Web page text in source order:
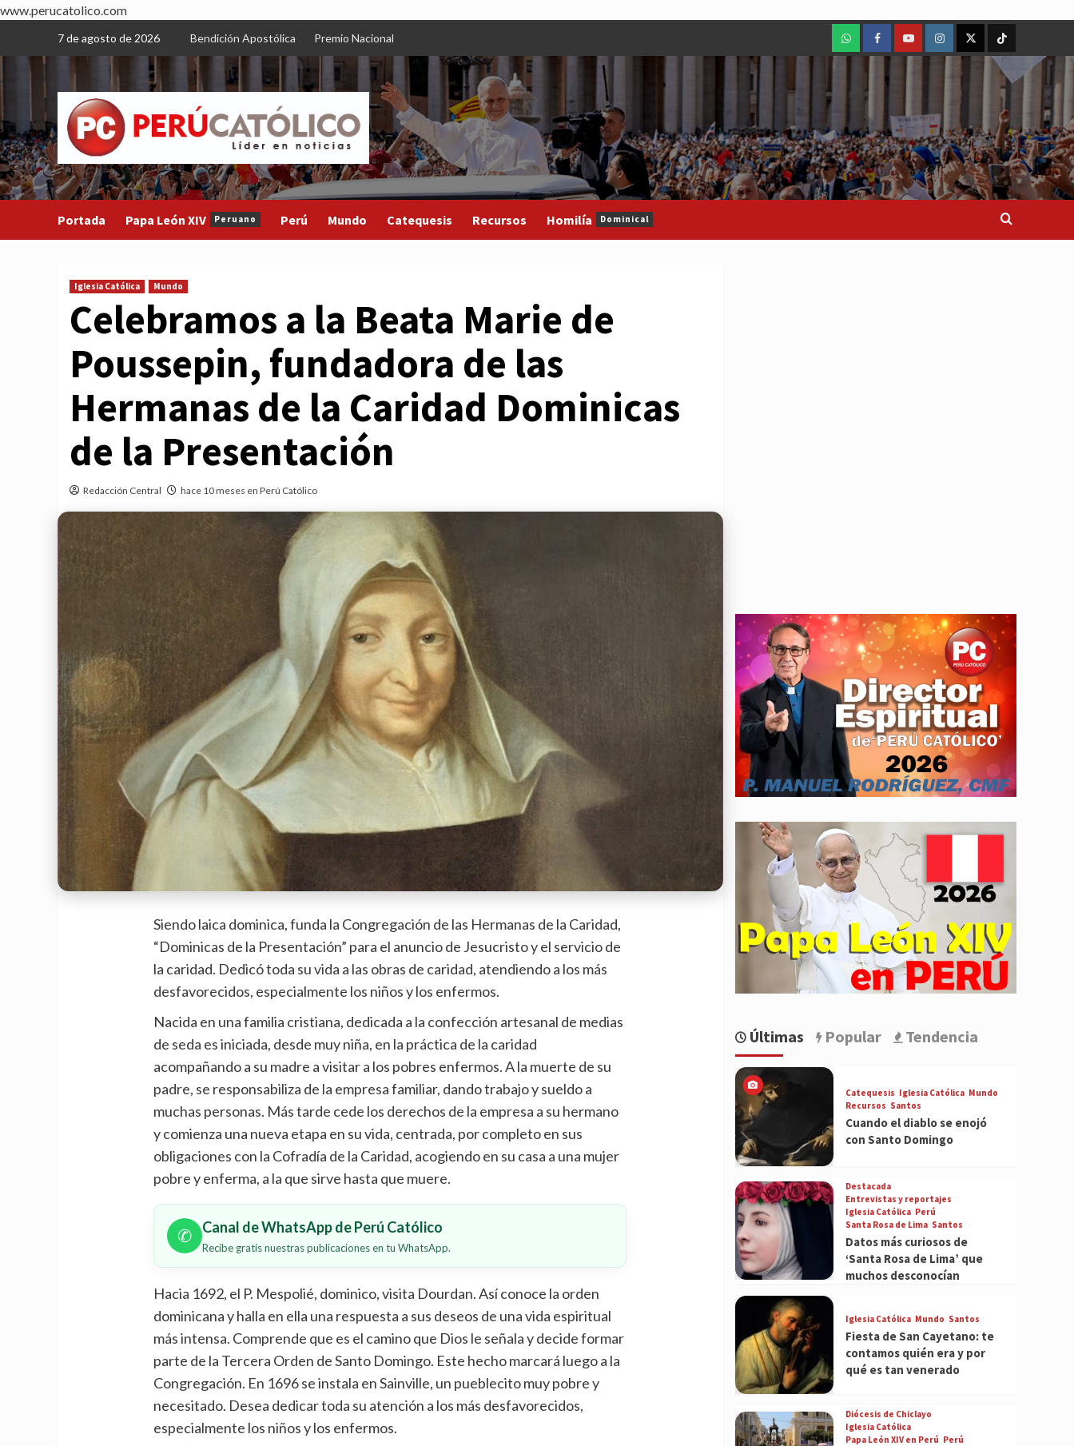
www.perucatolico.com
content
7 de agosto de 2026 Bendición Apostólica Premio Nacional
WhatsAppFacebookYoutubeInstagram
X TikTok
Portada Papa León XIV Peruano Perú Mundo Catequesis Recursos Homilía Dominical
Iglesia Católica Mundo
Celebramos a la Beata Marie de
Poussepin, fundadora de las
Hermanas de la Caridad Dominicas
de la Presentación
Redacción Central hace 10 meses en Perú Católico
Siendo laica dominica, funda la Congregación de las Hermanas de la Caridad,
“Dominicas de la Presentación” para el anuncio de Jesucristo y el servicio de
la caridad. Dedicó toda su vida a las obras de caridad, atendiendo a los más
desfavorecidos, especialmente los niños y los enfermos.
Nacida en una familia cristiana, dedicada a la confección artesanal de medias
de seda es iniciada, desde muy niña, en la práctica de la caridad
acompañando a su madre a visitar a los pobres enfermos. A la muerte de su
padre, se responsabiliza de la empresa familiar, dando trabajo y sueldo a
muchas personas. Más tarde cede los derechos de la empresa a su hermano
y comienza una nueva etapa en su vida, centrada, por completo en sus
obligaciones con la Cofradía de la Caridad, acogiendo en su casa a una mujer
pobre y enferma, a la que sirve hasta que muere.
✆ Canal de WhatsApp de Perú Católico
Recibe gratis nuestras publicaciones en tu WhatsApp.
Hacia 1692, el P. Mespolié, dominico, visita Dourdan. Así conoce la orden
dominicana y halla en ella una respuesta a sus deseos de una vida espiritual
más intensa. Comprende que es el camino que Dios le señala y decide formar
parte de la Tercera Orden de Santo Domingo. Este hecho marcará luego a la
Congregación. En 1696 se instala en Sainville, un pueblecito muy pobre y
necesitado. Desea dedicar toda su atención a los más desfavorecidos,
especialmente los niños y los enfermos.
Últimas Popular Tendencia
Catequesis Iglesia Católica Mundo
Recursos Santos
Cuando el diablo se enojó
con Santo Domingo
Destacada
Entrevistas y reportajes
Iglesia Católica Perú
Santa Rosa de Lima Santos
Datos más curiosos de
‘Santa Rosa de Lima’ que
muchos desconocían
Iglesia Católica Mundo Santos
Fiesta de San Cayetano: te
contamos quién era y por
qué es tan venerado
Diócesis de Chiclayo
Iglesia Católica
Papa León XIV en Perú Perú